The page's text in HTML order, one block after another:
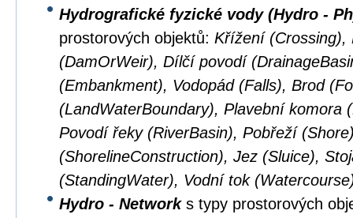
Hydrografické fyzické vody (Hydro -
prostorových objektů: Křížení (Crossing),
(DamOrWeir), Dílčí povodí
(Embankment), Vodopád (Falls), Brod
(LandWaterBoundary), Plavební komora
Povodí řeky (RiverBasin), Pobřeží
(ShorelineConstruction), Jez (Sluice),
(StandingWater), Vodní tok
Hydro - Networks typy prostorových